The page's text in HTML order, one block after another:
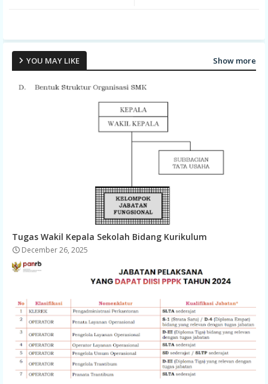
YOU MAY LIKE Show more
Tugas Wakil Kepala Sekolah Bidang Kurikulum
December 26, 2025